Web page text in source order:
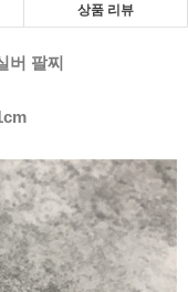
상품 리뷰
버 팔찌